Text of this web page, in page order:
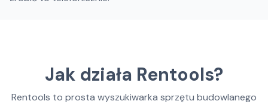
Jak działa Rentools?
Rentools to prosta wyszukiwarka sprzętu budowlanego